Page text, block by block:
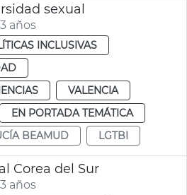
sexual
años
INCLUSIVAS
VALENCIA
EN PORTADA TEMÁTICA
BEAMUD LGTBI
Corea del Sur
años